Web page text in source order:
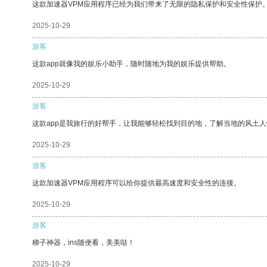
这款加速器VPM应用程序已经为我们带来了无限的隐私保护和安全性保护
2025-10-29
游客
这款app就像我的娱乐小助手，随时随地为我的娱乐提供帮助。
2025-10-29
游客
这款app是我旅行的好帮手，让我能够轻松找到目的地，了解当地的风土
2025-10-29
游客
这款加速器VPM应用程序可以给你提供最高速度和安全性的连接。
2025-10-29
游客
梯子神器，ins随便看，美美哒！
2025-10-29